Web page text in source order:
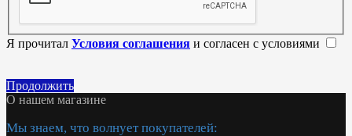
Я прочитал Условия соглашения и согласен с условиями
Продолжить
О нашем магазине
Мы знаем, что волнует покупателей: